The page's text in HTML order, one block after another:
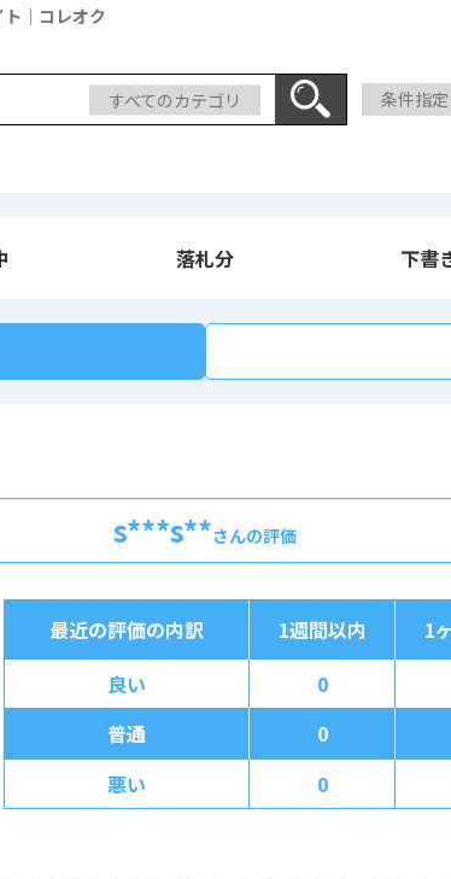
｜コレオク
すべてのカテゴリ 条件指定
落札分 下書
s***s**さんの評価
最近の評価の内訳 1週間以内 1
良い
0
普通
0
悪い
0